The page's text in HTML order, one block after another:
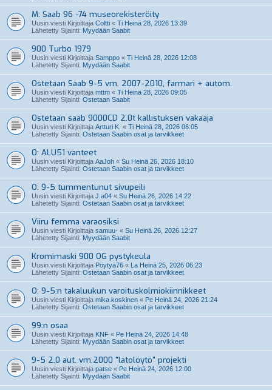
M: Saab 96 -74 museorekisteröity
Uusin viesti Kirjoittaja Coltti « Ti Heinä 28, 2026 13:39
Lähetetty Sijainti: Myydään Saabit
900 Turbo 1979
Uusin viesti Kirjoittaja Samppo « Ti Heinä 28, 2026 12:08
Lähetetty Sijainti: Myydään Saabit
Ostetaan Saab 9-5 vm. 2007-2010, farmari + autom.
Uusin viesti Kirjoittaja mttm « Ti Heinä 28, 2026 09:05
Lähetetty Sijainti: Ostetaan Saabit
Ostetaan saab 9000CD 2.0t kallistuksen vakaaja
Uusin viesti Kirjoittaja Artturi K. « Ti Heinä 28, 2026 06:05
Lähetetty Sijainti: Ostetaan Saabin osat ja tarvikkeet
O: ALU51 vanteet
Uusin viesti Kirjoittaja AaJoh « Su Heinä 26, 2026 18:10
Lähetetty Sijainti: Ostetaan Saabin osat ja tarvikkeet
O: 9-5 tummentunut sivupeili
Uusin viesti Kirjoittaja J.a04 « Su Heinä 26, 2026 14:22
Lähetetty Sijainti: Ostetaan Saabin osat ja tarvikkeet
Viiru femma varaosiksi
Uusin viesti Kirjoittaja samuu- « Su Heinä 26, 2026 12:27
Lähetetty Sijainti: Myydään Saabit
Kromimaski 900 OG pystykeula
Uusin viesti Kirjoittaja Pöytyä76 « La Heinä 25, 2026 06:23
Lähetetty Sijainti: Ostetaan Saabin osat ja tarvikkeet
O: 9-5:n takaluukun varoituskolmiokiinnikkeet
Uusin viesti Kirjoittaja mika.koskinen « Pe Heinä 24, 2026 21:24
Lähetetty Sijainti: Ostetaan Saabin osat ja tarvikkeet
99:n osaa
Uusin viesti Kirjoittaja KNF « Pe Heinä 24, 2026 14:48
Lähetetty Sijainti: Myydään Saabin osat ja tarvikkeet
9-5 2.0 aut. vm.2000 "latolöytö" projekti
Uusin viesti Kirjoittaja patse « Pe Heinä 24, 2026 12:00
Lähetetty Sijainti: Myydään Saabit